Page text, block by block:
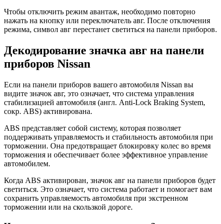
Чтобы отключить режим авантаж, необходимо повторно
нажать на кнопку или переключатель авг. После отключения
режима, символ авг перестанет светиться на панели приборов.
Декодирование значка авг на панели
приборов Nissan
Если на панели приборов вашего автомобиля Nissan вы
видите значок авг, это означает, что система управления
стабилизацией автомобиля (англ. Anti-Lock Braking System,
сокр. ABS) активирована.
ABS представляет собой систему, которая позволяет
поддерживать управляемость и стабильность автомобиля при
торможении. Она предотвращает блокировку колес во время
торможения и обеспечивает более эффективное управление
автомобилем.
Когда ABS активирован, значок авг на панели приборов будет
светиться. Это означает, что система работает и помогает вам
сохранить управляемость автомобиля при экстренном
торможении или на скользкой дороге.